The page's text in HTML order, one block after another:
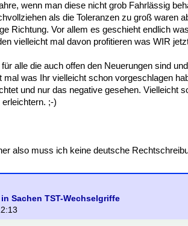
wenn man diese nicht grob Fahrlässig
als die Toleranzen zu groß waren
Richtung. Vor allem es geschieht endlich
vielleicht mal davon profitieren was WIR
für alle die auch offen den Neuerungen sind
mal was Ihr vielleicht schon vorgeschlagen
und nur das negative gesehen. Vielleicht
;-)
also muss ich keine deutsche
Sachen TST-Wechselgriffe